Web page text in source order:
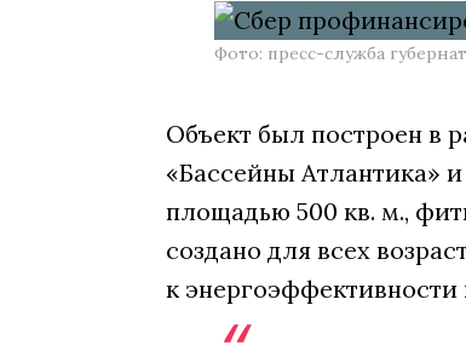
Фото: пресс-служба
Объект был построен в
«Бассейны Атлантика»
площадью 500 кв. м.,
создано для всех
к